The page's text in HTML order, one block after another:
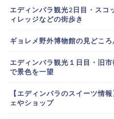
エディンバラ観光2日目・スコ
ィレッジなどの街歩き
ギョレメ野外博物館の見どこ
エディンバラ観光１日目・旧
で景色を一望
【エディンバラのスイーツ情
ェやショップ